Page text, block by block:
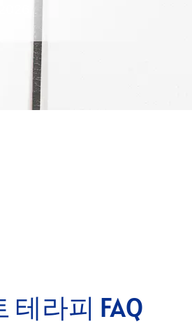
테라피 FAQ